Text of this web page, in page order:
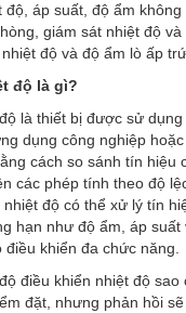
độ, áp suất, độ ẩm
giám sát nhiệt độ
độ và độ ẩm lò ấp
độ là gì?
là thiết bị được sử
dụng công nghiệp
cách so sánh tín hiệu
các phép tính theo độ
độ có thể xử lý tín
hạn như độ ẩm, áp suất
khiển đa chức năng.
điều khiển nhiệt độ sao
đặt, nhưng phản hồi